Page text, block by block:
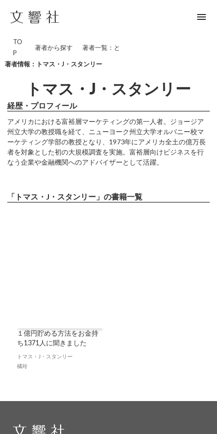
menu
TO
P
著者から探す 著者一覧：と
著者情報：トマス・J・スタンリー
トマス・J・スタンリー
経歴・プロフィール
アメリカにおける富裕層マーケティングの第一人者。ジョージア
州立大学の教授職を経て、ニューヨーク州立大学オルバニー校マ
ーケティング学部の教授となり、1973年にアメリカ全土の億万長
者を対象とした初の大規模調査を実施。富裕層向けビジネスを行
なう企業や金融機関へのアドバイザーとして活躍。
「トマス・J・スタンリー」の書籍一覧
１億円貯める方法をお金持
ち1371人に聞きました
トマス・J・スタンリー
橘玲